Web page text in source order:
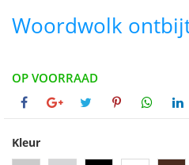
Woordwolk
OP VOORRAAD
Kleur